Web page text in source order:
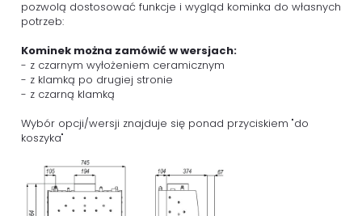
pozwolą dostosować funkcje i wygląd kominka do własnych
potrzeb:
Kominek można zamówić w wersjach:
- z czarnym wyłożeniem ceramicznym
- z klamką po drugiej stronie
- z czarną klamką
Wybór opcji/wersji znajduje się ponad przyciskiem "do
koszyka"